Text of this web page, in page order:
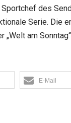
des
Serie. Die
„Welt am
E-Mail